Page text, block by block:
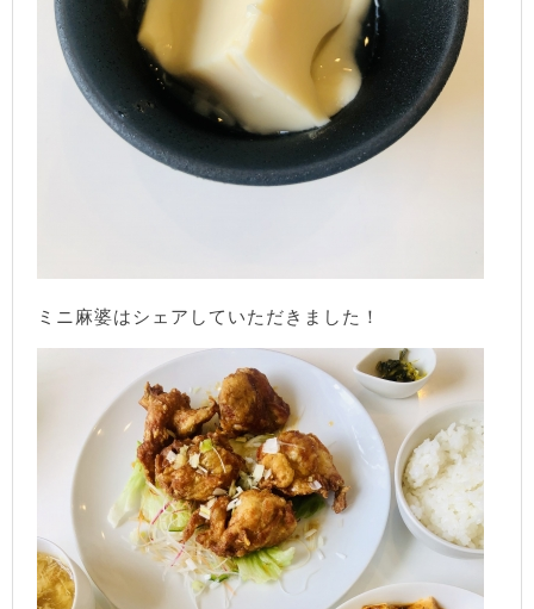
ミニ麻婆はシェアしていただきました！